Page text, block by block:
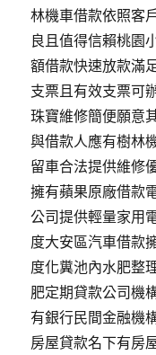
林機車借款依照客
良且值得信賴桃園
額借款快速放款滿
支票且有效支票可
珠寶維修簡便願意
與借款人應有樹林
留車合法提供維修
擁有蘋果原廠借款
公司提供輕量家用
度大安區汽車借款
度化糞池內水肥整
肥定期貸款公司機
有銀行民間金融機
房屋貸款名下有房